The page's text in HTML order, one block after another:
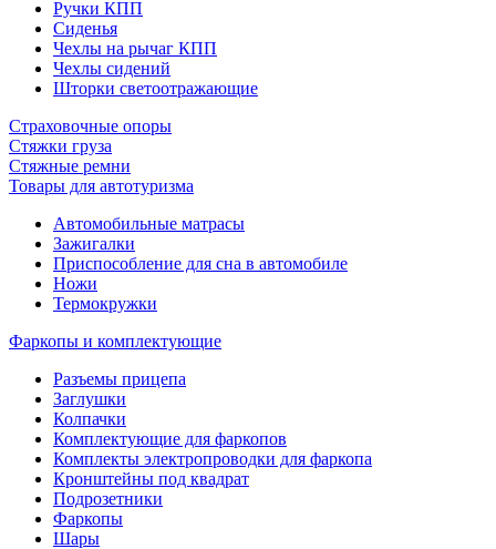
Ручки КПП
Сиденья
Чехлы на рычаг КПП
Чехлы сидений
Шторки светоотражающие
Страховочные опоры
Стяжки груза
Стяжные ремни
Товары для автотуризма
Автомобильные матрасы
Зажигалки
Приспособление для сна в автомобиле
Ножи
Термокружки
Фаркопы и комплектующие
Разъемы прицепа
Заглушки
Колпачки
Комплектующие для фаркопов
Комплекты электропроводки для фаркопа
Кронштейны под квадрат
Подрозетники
Фаркопы
Шары